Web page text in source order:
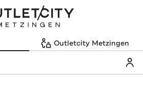
Outletcity Metzingen